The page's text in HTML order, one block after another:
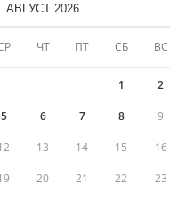
АВГУСТ 2026
ЧТ ПТ СБ ВС
1 2
5 6 7 8 9
13 14 15 16
20 21 22 23